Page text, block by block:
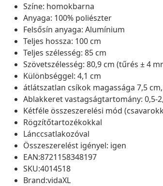
Színe: homokbarna
Anyaga: 100% poliészter
Felsősín anyaga: Alumínium
Teljes hossza: 100 cm
Teljes szélesség: 85 cm
Szövetszélesség: 80,9 cm (tűrés ± 4
Különbséggel: 4,1 cm
átlátszatlan csíkok magassága 7,5
Ablakkeret vastagságtartomány: 0,5-
Kétféle összeszerelési mód
Rögzítőtartozékokkal
Lánccsatlakozóval
Összeszerelést igényel: igen
EAN:8721158348197
SKU:4014518
Brand:vidaXL